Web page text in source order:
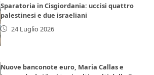
Sparatoria in Cisgiordania: uccisi quattro
palestinesi e due israeliani
24 Luglio 2026
Nuove banconote euro, Maria Callas e